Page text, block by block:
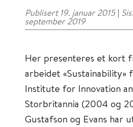
Publisert 19. januar 2015 |
september 2019
Her presenteres et kort
arbeidet «Sustainability»
Institute for Innovation
Storbritannia (2004 og
Gustafson og Evans har